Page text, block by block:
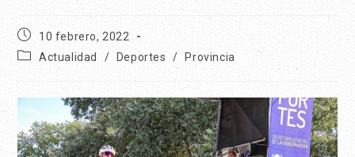
10 febrero, 2022
Actualidad
/ Deportes / Provincia